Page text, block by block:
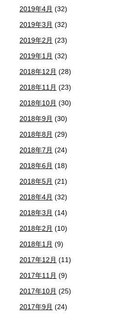
2019年4月 (32)
2019年3月 (32)
2019年2月 (23)
2019年1月 (32)
2018年12月 (28)
2018年11月 (23)
2018年10月 (30)
2018年9月 (30)
2018年8月 (29)
2018年7月 (24)
2018年6月 (18)
2018年5月 (21)
2018年4月 (32)
2018年3月 (14)
2018年2月 (10)
2018年1月 (9)
2017年12月 (11)
2017年11月 (9)
2017年10月 (25)
2017年9月 (24)